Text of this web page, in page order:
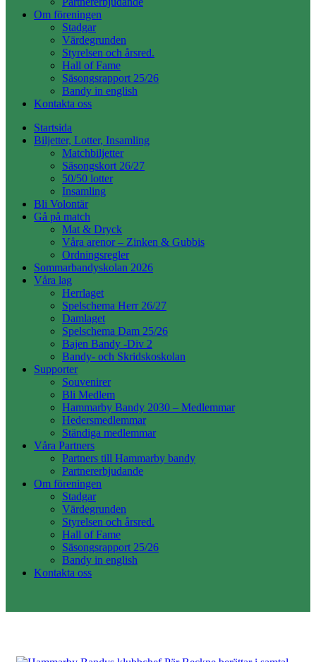
Om föreningen
Stadgar
Värdegrunden
Styrelsen och årsred.
Hall of Fame
Säsongsrapport 25/26
Bandy in english
Kontakta oss
Startsida
Biljetter, Lotter, Insamling
Matchbiljetter
Säsongskort 26/27
50/50 lotter
Insamling
Bli Volontär
Gå på match
Mat & Dryck
Våra arenor – Zinken & Gubbis
Ordningsregler
Sommarbandyskolan 2026
Våra lag
Herrlaget
Spelschema Herr 26/27
Damlaget
Spelschema Dam 25/26
Bajen Bandy -Div 2
Bandy- och Skridskoskolan
Supporter
Souvenirer
Bli Medlem
Hammarby Bandy 2030 – Medlemmar
Hedersmedlemmar
Ständiga medlemmar
Våra Partners
Partners till Hammarby bandy
Partnererbjudande
Om föreningen
Stadgar
Värdegrunden
Styrelsen och årsred.
Hall of Fame
Säsongsrapport 25/26
Bandy in english
Kontakta oss